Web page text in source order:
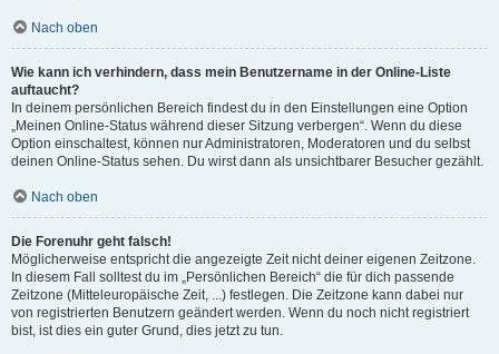
Nach oben
Wie kann ich verhindern, dass mein Benutzername in der Online-Liste
auftaucht?
In deinem persönlichen Bereich findest du in den Einstellungen eine Option
„Meinen Online-Status während dieser Sitzung verbergen“. Wenn du diese
Option einschaltest, können nur Administratoren, Moderatoren und du selbst
deinen Online-Status sehen. Du wirst dann als unsichtbarer Besucher gezählt.
Nach oben
Die Forenuhr geht falsch!
Möglicherweise entspricht die angezeigte Zeit nicht deiner eigenen Zeitzone.
In diesem Fall solltest du im „Persönlichen Bereich“ die für dich passende
Zeitzone (Mitteleuropäische Zeit, ...) festlegen. Die Zeitzone kann dabei nur
von registrierten Benutzern geändert werden. Wenn du noch nicht registriert
bist, ist dies ein guter Grund, dies jetzt zu tun.